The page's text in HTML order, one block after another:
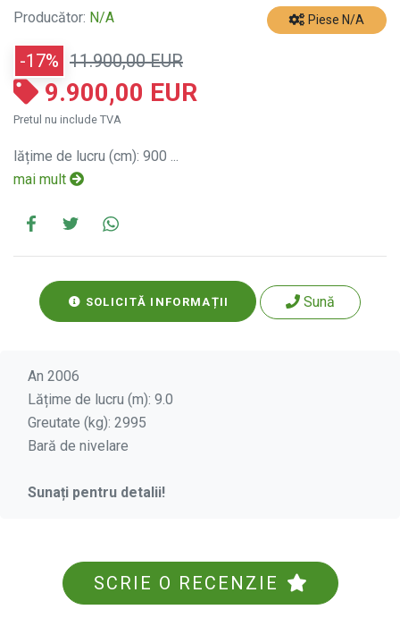
Producător: N/A Piese N/A
-17% 11.900,00 EUR
9.900,00 EUR
Pretul nu include TVA
lățime de lucru (cm): 900 ...
mai mult
SOLICITĂ INFORMAȚII Sună
An 2006
Lățime de lucru (m): 9.0
Greutate (kg): 2995
Bară de nivelare
Sunați pentru detalii!
SCRIE O RECENZIE